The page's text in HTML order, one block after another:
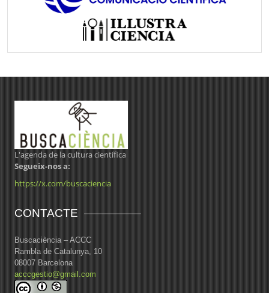
L'agenda de la cultura científica
Segueix-nos a:
https://x.com/buscaciencia
CONTACTE
Buscaciència – ACCC
Rambla de Catalunya, 10
08007 Barcelona
acccgestio@gmail.com